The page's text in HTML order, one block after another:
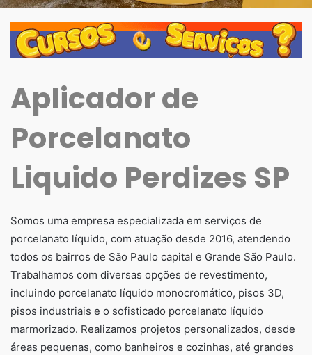
Aplicador de
Porcelanato
Liquido Perdizes SP
Somos uma empresa especializada em serviços de
porcelanato líquido, com atuação desde 2016, atendendo
todos os bairros de São Paulo capital e Grande São Paulo.
Trabalhamos com diversas opções de revestimento,
incluindo porcelanato líquido monocromático, pisos 3D,
pisos industriais e o sofisticado porcelanato líquido
marmorizado. Realizamos projetos personalizados, desde
áreas pequenas, como banheiros e cozinhas, até grandes